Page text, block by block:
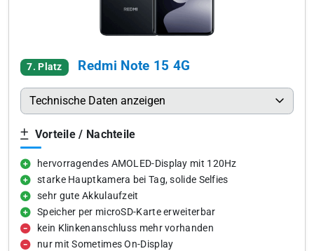
7. Platz Redmi Note 15 4G
Technische Daten anzeigen
Vorteile / Nachteile
hervorragendes AMOLED-Display mit 120Hz
starke Hauptkamera bei Tag, solide Selfies
sehr gute Akkulaufzeit
Speicher per microSD-Karte erweiterbar
kein Klinkenanschluss mehr vorhanden
nur mit Sometimes On-Display